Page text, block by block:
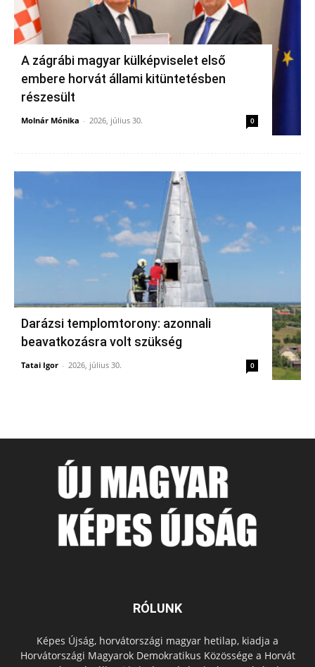
A zágrábi magyar külképviselet első
embere horvát állami kitüntetésben
részesült
Molnár Mónika - 2026, július 30. 0
Darázsi templomtorony: azonnali
beavatkozásra volt szükség
Tatai Igor - 2026, július 30. 0
RÓLUNK
Képes Újság, horvátországi magyar hetilap, kiadja a
Horvátországi Magyarok Demokratikus Közössége a Horvát